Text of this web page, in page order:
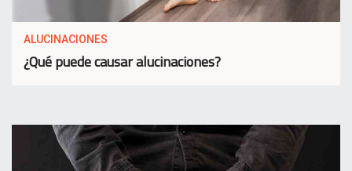
ALUCINACIONES
¿Qué puede causar alucinaciones?